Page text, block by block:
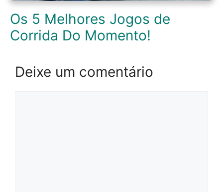
Os 5 Melhores Jogos de
Corrida Do Momento!
Deixe um comentário